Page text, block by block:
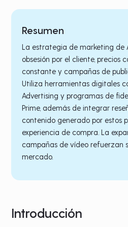
Resumen
La estrategia de marketing de
obsesión por el cliente, precios
constante y campañas de
Utiliza herramientas digitales
Advertising y programas de
Prime, además de integrar
contenido generado por estos
experiencia de compra. La
campañas de vídeo refuerzan
mercado.
Introducción